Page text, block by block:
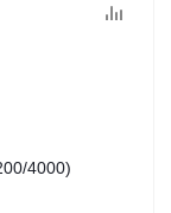
4000)